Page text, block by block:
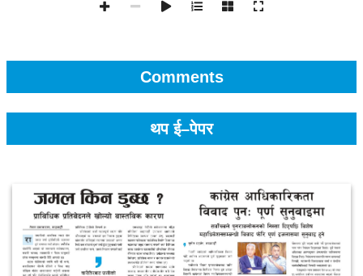
Comments
थप ई–पेपर